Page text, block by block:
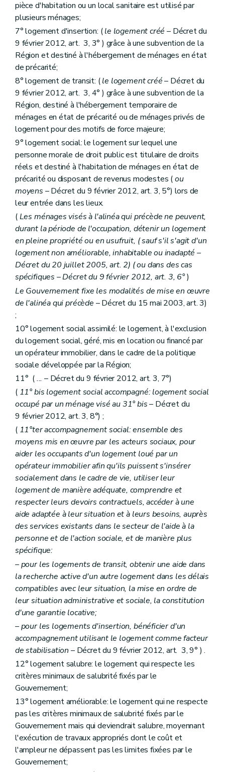
Sous-section 2 Des conditions d'octroi et du calcul des aides
Art. 47
Art. 48
Art. 49
Art. 50
Sous-section 3 De la procédure
Art. 53
Chapitre IV Des aides aux sociétés de logement de service public
Section première Des aides au logement
Sous-section première
Des catégories d'aide
Art. 54
Art. 55
Art. 56
Art. 57
Art. 58
Art. 59
Art. 59bis
Art. 59ter
Sous-section 2
Des conditions d'octroi et du calcul des aides
Art. 60
Art. 61
Art. 62
Art. 63
Art.63bis
Sous-section 3 De la procédure
Art. 64
Art. 65
Art. 67
Art. 68
Sous-section première
Des aides à l'équipement
Art. 69
Art. 70
Art. 71
Sous-section 2 Des conditions d'octroi et du calcul des aides
Art. 72
Art. 73
Art. 74
Art. 75
Sous-section 3 De la procédure
Art. 76
Art. 77
Art. 78
Chapitre IVbis
Des aides au partenariat
Art. 78bis
Chapitre V Dispositions spécifiques relatives aux zones d'initiative privilégiée
Art. 79
Chapitre VI
De la lutte contre l'inoccupation des logements
Section première De la phase amiable
Art. 80
Art. 81
Art. 82
Section 2 De la procédure judiciaire
Art. 83
Art. 84
Section 3 Des conditions d'octroi des aides et de la mise en gestion
Art. 85
Art. 85bis
Titre IIIbis "De l'audit des acteurs locaux de la politique du logement" (décret du 9 février 2012)
Art. 200/1
Titre IV Dispositions administratives et pénales
Art. 200bis
Art. 200ter
Art. 201
Art. 202
Art. 202bis
Titre V Dispositions finales
Art. 203
Art. 204
Art. 205
Art. 205bis
Art. 206
Art. 207
Titre VI
"Disposition interprétative" (décret du 30 avril 2009)
Art. 208
Titre III Des acteurs de la politique régionale du logement
Chapitre premier
pièce d'habitation ou un local sanitaire est utilisé par
plusieurs ménages;
7° logement d'insertion: (le logement créé – Décret du
9 février 2012, art. 3, 3° ) grâce à une subvention de la
Région et destiné à l'hébergement de ménages en état
de précarité;
8° logement de transit: (le logement créé– Décret du
9 février 2012, art. 3, 4° ) grâce à une subvention de la
Région, destiné à l'hébergement temporaire de
ménages en état de précarité ou de ménages privés de
logement pour des motifs de force majeure;
9° logement social: le logement sur lequel une
personne morale de droit public est titulaire de droits
réels et destiné à l'habitation de ménages en état de
précarité ou disposant de revenus modestes (ou
moyens – Décret du 9 février 2012, art. 3, 5°) lors de
leur entrée dans les lieux.
(Les ménages visés à l'alinéa qui précède ne peuvent,
durant la période de l'occupation, détenir un logement
en pleine propriété ou en usufruit, (sauf s'il s'agit d'un
logement non améliorable, inhabitable ou inadapté –
Décret du 20 juillet 2005, art. 2) (ou dans des cas
spécifiques – Décret du 9 février 2012, art. 3, 6°)
Le Gouvernement fixe les modalités de mise en œuvre
de l'alinéa qui précède – Décret du 15 mai 2003, art. 3)
;
10° logement social assimilé: le logement, à l'exclusion
du logement social, géré, mis en location ou financé par
un opérateur immobilier, dans le cadre de la politique
sociale développée par la Région;
11° (... – Décret du 9 février 2012, art. 3, 7°)
( 11°bis logement social accompagné: logement social
occupé par un ménage visé au 31°bis– Décret du
9 février 2012, art. 3, 8°) ;
( 11°ter accompagnement social: ensemble des
moyens mis en œuvre par les acteurs sociaux, pour
aider les occupants d'un logement loué par un
opérateur immobilier afin qu'ils puissent s'insérer
socialement dans le cadre de vie, utiliser leur
logement de manière adéquate, comprendre et
respecter leurs devoirs contractuels, accéder à une
aide adaptée à leur situation et à leurs besoins, auprès
des services existants dans le secteur de l'aide à la
personne et de l'action sociale, et de manière plus
spécifique:
– pour les logements de transit, obtenir une aide dans
la recherche active d'un autre logement dans les délais
compatibles avec leur situation, la mise en ordre de
leur situation administrative et sociale, la constitution
d'une garantie locative;
– pour les logements d'insertion, bénéficier d'un
accompagnement utilisant le logement comme facteur
de stabilisation – Décret du 9 février 2012, art. 3, 9° ) .
12° logement salubre: le logement qui respecte les
critères minimaux de salubrité fixés par le
Gouvernement;
13° logement améliorable: le logement qui ne respecte
pas les critères minimaux de salubrité fixés par le
Gouvernement mais qui deviendrait salubre, moyennant
l'exécution de travaux appropriés dont le coût et
l'ampleur ne dépassent pas les limites fixées par le
Gouvernement;